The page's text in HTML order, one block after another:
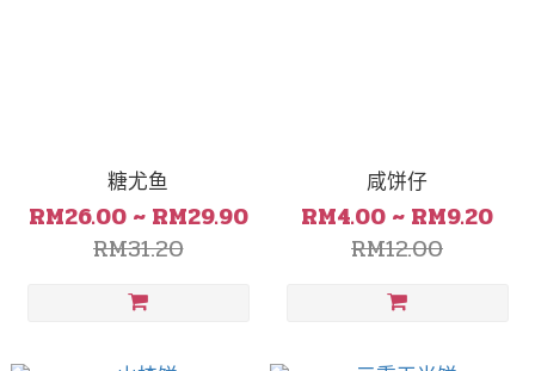
糖尤鱼
RM26.00 ~ RM29.90
RM31.20
咸饼仔
RM4.00 ~ RM9.20
RM12.00